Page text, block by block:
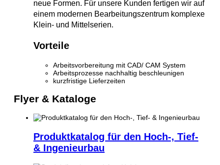
neue Formen. Für unsere Kunden fertigen wir auf
einem modernen Bearbeitungszentrum komplexe
Klein- und Mittelserien.
Vorteile
Arbeitsvorbereitung mit CAD/ CAM System
Arbeitsprozesse nachhaltig beschleunigen
kurzfristige Lieferzeiten
Flyer & Kataloge
Produktkatalog für den Hoch-, Tief-
& Ingenieurbau